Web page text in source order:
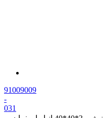
91009009
-
031